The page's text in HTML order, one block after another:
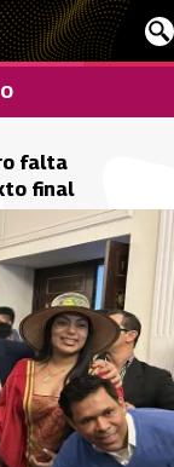
falta
final